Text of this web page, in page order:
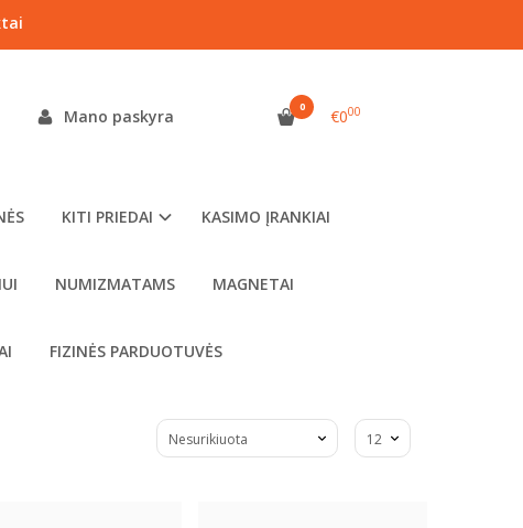
Mano paskyra 0 €000
KITI PRIEDAI KASIMO ĮRANKIAI
NUMIZMATAMS MAGNETAI
FIZINĖS PARDUOTUVĖS
plieno kastuvai, teleskopiniai kastuvai ir kasimo peiliai
trumpi kastuvai, smulkiems radiniams – kasimo peiliai